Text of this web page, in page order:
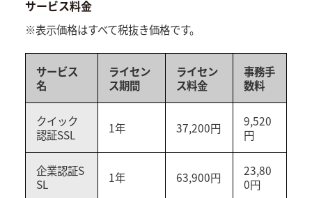
サービス料金
※表示価格はすべて税抜き価格です。
サービス
名
ライセン
ス期間
ライセン
ス料金
事務手
数料
クイック
認証SSL
1年 37,200円
9,520
円
企業認証S
SL
1年 63,900円
23,80
0円